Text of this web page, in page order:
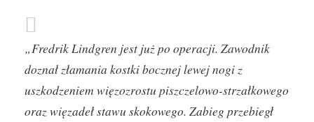
„Fredrik Lindgren jest już po operacji. Zawodnik
doznał złamania kostki bocznej lewej nogi z
uszkodzeniem więzozrostu piszczelowo-strzałkowego
oraz więzadeł stawu skokowego. Zabieg przebiegł